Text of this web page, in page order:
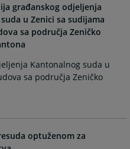
građanskog odjeljenja
u Zenici sa sudijama
sa područja Zeničko
Kantonalnog suda u
sa područja Zeničko
optuženom za